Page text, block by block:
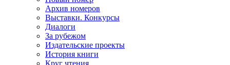
Архив номеров
Выставки. Конкурсы
Диалоги
За рубежом
Издательские проекты
История книги
Круг чтения